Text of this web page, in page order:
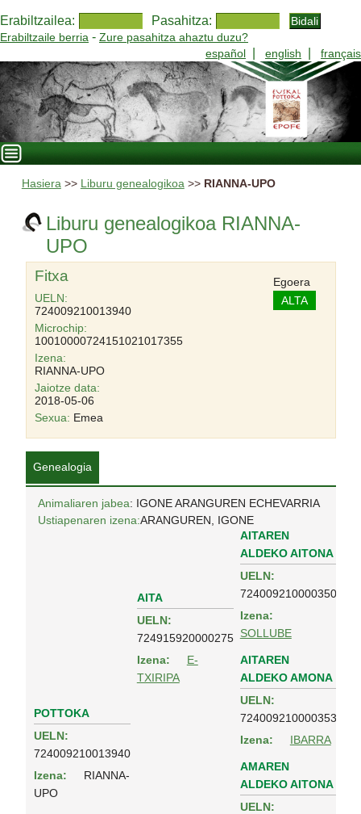
Erabiltzailea: Pasahitza:
Erabiltzaile berria - Zure pasahitza ahaztu duzu?
español
english français
Hasiera>> Liburu genealogikoa>> RIANNA-UPO
Liburu genealogikoa RIANNA-
UPO
Fitxa
UELN:
724009210013940
Microchip:
10010000724151021017355
Izena:
RIANNA-UPO
Jaiotze data:
2018-05-06
Sexua: Emea
Egoera
ALTA
Genealogia
Animaliaren jabea: IGONE ARANGUREN ECHEVARRIA
Ustiapenaren izena:ARANGUREN, IGONE
POTTOKA
UELN:
724009210013940
Izena:
RIANNA-
UPO
AITA
UELN:
724915920000275
Izena:
E-
TXIRIPA
AITAREN
ALDEKO AITONA
UELN:
724009210000350
Izena:
SOLLUBE
AITAREN
ALDEKO AMONA
UELN:
724009210000353
Izena:
IBARRA
AMAREN
ALDEKO AITONA
UELN: